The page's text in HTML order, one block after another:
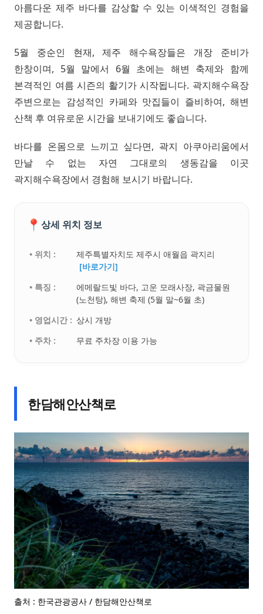
아름다운 제주 바다를 감상할 수 있는 이색적인 경험을
제공합니다.
5월 중순인 현재, 제주 해수욕장들은 개장 준비가
한창이며, 5월 말에서 6월 초에는 해변 축제와 함께
본격적인 여름 시즌의 활기가 시작됩니다. 곽지해수욕장
주변으로는 감성적인 카페와 맛집들이 즐비하여, 해변
산책 후 여유로운 시간을 보내기에도 좋습니다.
바다를 온몸으로 느끼고 싶다면, 곽지 아쿠아리움에서
만날 수 없는 자연 그대로의 생동감을 이곳
곽지해수욕장에서 경험해 보시기 바랍니다.
📍 상세 위치 정보
• 위치 :
제주특별자치도 제주시 애월읍 곽지리
[바로가기]
• 특징 :
에메랄드빛 바다, 고운 모래사장, 곽금물원
(노천탕), 해변 축제 (5월 말~6월 초)
• 영업시간 : 상시 개방
• 주차 :
무료 주차장 이용 가능
한담해안산책로
출처 : 한국관광공사 / 한담해안산책로